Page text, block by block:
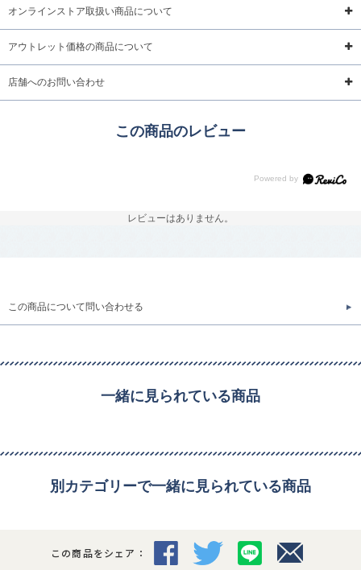
原産国 日本製
サイズについて
オンラインストア取扱い商品について
アウトレット価格の商品について
店舗へのお問い合わせ
この商品のレビュー
レビューはありません。
この商品について問い合わせる
一緒に見られている商品
別カテゴリーで一緒に見られている商品
この商品をシェア：